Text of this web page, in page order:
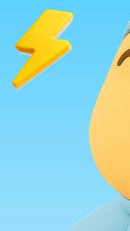
На